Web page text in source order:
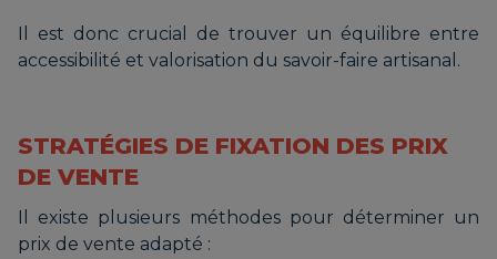
Il est donc crucial de trouver un équilibre entre
accessibilité et valorisation du savoir-faire artisanal.
STRATÉGIES DE FIXATION DES PRIX
DE VENTE
Il existe plusieurs méthodes pour déterminer un
prix de vente adapté :